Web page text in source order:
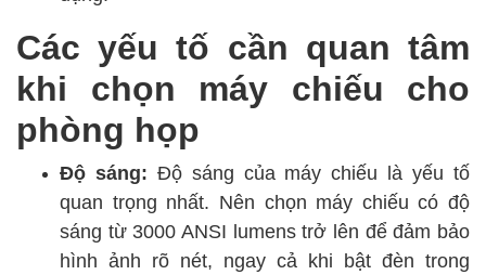
Các yếu tố cần quan tâm
khi chọn máy chiếu cho
phòng họp
Độ sáng: Độ sáng của máy chiếu là yếu tố
quan trọng nhất. Nên chọn máy chiếu có độ
sáng từ 3000 ANSI lumens trở lên để đảm bảo
hình ảnh rõ nét, ngay cả khi bật đèn trong